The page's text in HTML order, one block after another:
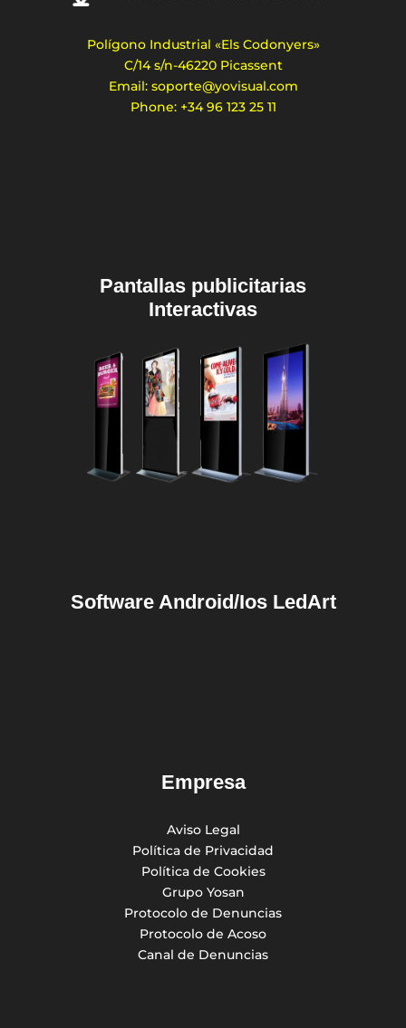
Polígono Industrial «Els Codonyers»
C/14 s/n-46220 Picassent
Email: soporte@yovisual.com
Phone: +34 96 123 25 11
Pantallas publicitarias
Interactivas
Software Android/Ios LedArt
Empresa
Aviso Legal
Política de Privacidad
Política de Cookies
Grupo Yosan
Protocolo de Denuncias
Protocolo de Acoso
Canal de Denuncias